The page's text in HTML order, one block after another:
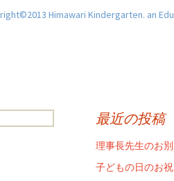
Himawari Kindergarten. an
最近の投稿
理事長先生のお
子どもの日のお